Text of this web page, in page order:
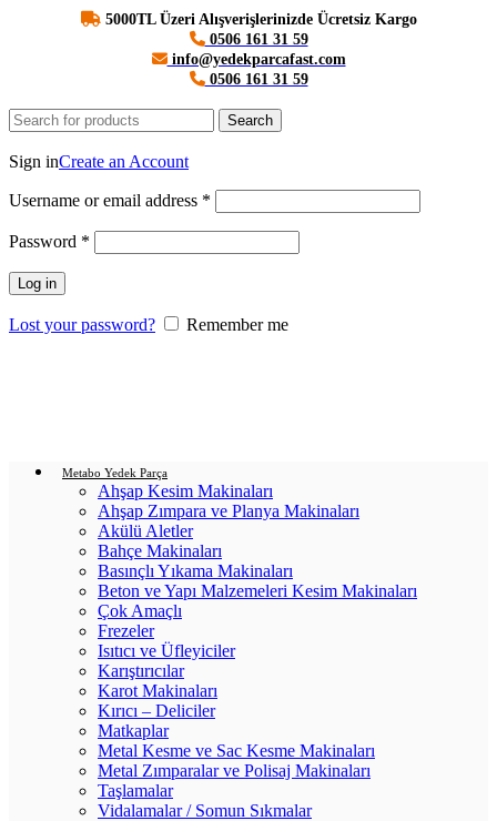
5000TL Üzeri Alışverişlerinizde Ücretsiz Kargo
0506 161 31 59
info@yedekparcafast.com
0506 161 31 59
Search
Sign inCreate an Account
Username or email address *
Password *
Log in
Lost your password?
Remember me
Metabo Yedek Parça
Ahşap Kesim Makinaları
Ahşap Zımpara ve Planya Makinaları
Akülü Aletler
Bahçe Makinaları
Basınçlı Yıkama Makinaları
Beton ve Yapı Malzemeleri Kesim Makinaları
Çok Amaçlı
Frezeler
Isıtıcı ve Üfleyiciler
Karıştırıcılar
Karot Makinaları
Kırıcı – Deliciler
Matkaplar
Metal Kesme ve Sac Kesme Makinaları
Metal Zımparalar ve Polisaj Makinaları
Taşlamalar
Vidalamalar / Somun Sıkmalar